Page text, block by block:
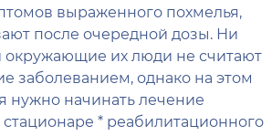
выраженного похмелья,
после очередной дозы. Ни
окружающие их люди не считают
заболеванием, однако на этом
нужно начинать лечение
стационаре * реабилитационного